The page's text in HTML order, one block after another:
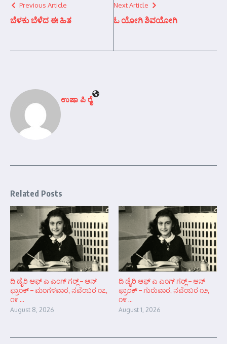
Previous Article
ಬೆಳಕು ಬೆಳೆದ ಈ ಹಿತ
Next Article
ಓ ಯೋಗಿ ಶಿವಯೋಗಿ
ಉಷಾ ಪಿ ರೈ
Related Posts
ದಿ ಡೈರಿ ಆಫ್ ಎ ಎಂಗ್ ಗರ್‍ಲ್ – ಆನ್‌
ಫ್ರಾಂಕ್ – ಮಂಗಳವಾರ, ನವೆಂಬರ ೧೭,
೧೯ ...
August 8, 2026
ದಿ ಡೈರಿ ಆಫ್ ಎ ಎಂಗ್ ಗರ್‍ಲ್ – ಆನ್‌
ಫ್ರಾಂಕ್ – ಗುರುವಾರ, ನವೆಂಬರ ೧೨,
೧೯ ...
August 1, 2026